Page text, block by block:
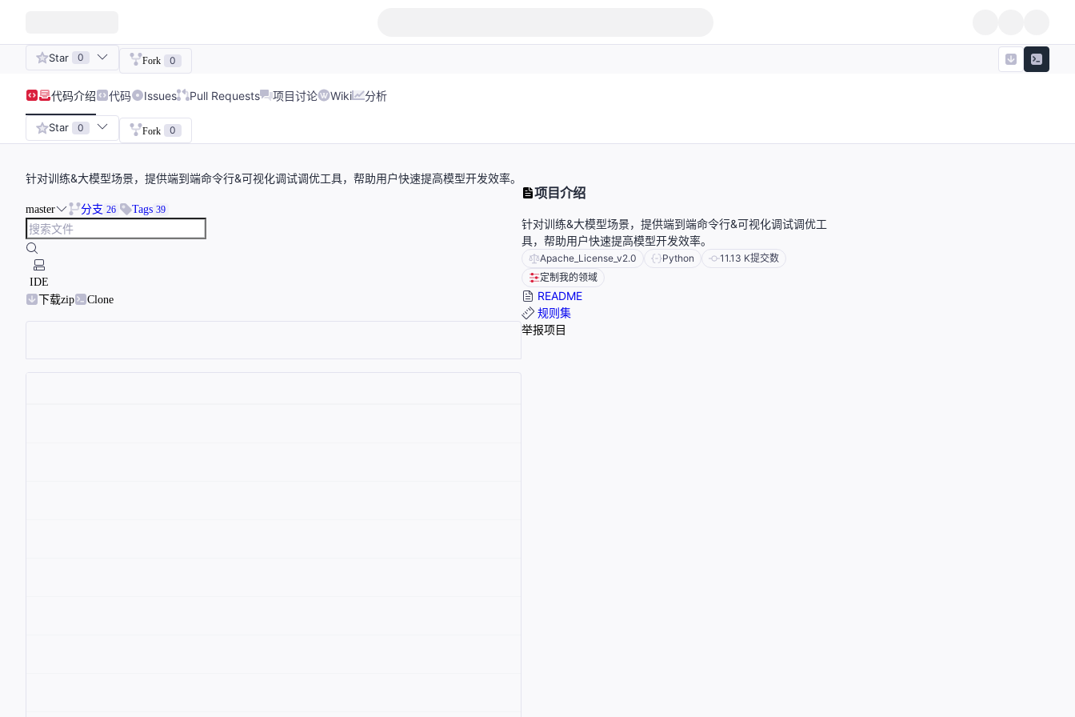
Star 0 Fork 0
代码介绍 代码 Issues Pull Requests 项目讨论 Wiki 分析
Star 0 Fork 0
针对训练&大模型场景，提供端到端命令行&可视化调试调优工具，帮助用户快速提高模型开发效率。
master 分支 26 Tags 39
IDE
下载zip
Clone
项目介绍
针对训练&大模型场景，提供端到端命令行&可视化调试调优工
具，帮助用户快速提高模型开发效率。
Apache_License_v2.0 Python 11.13 K提交数
定制我的领域
README
规则集
举报项目